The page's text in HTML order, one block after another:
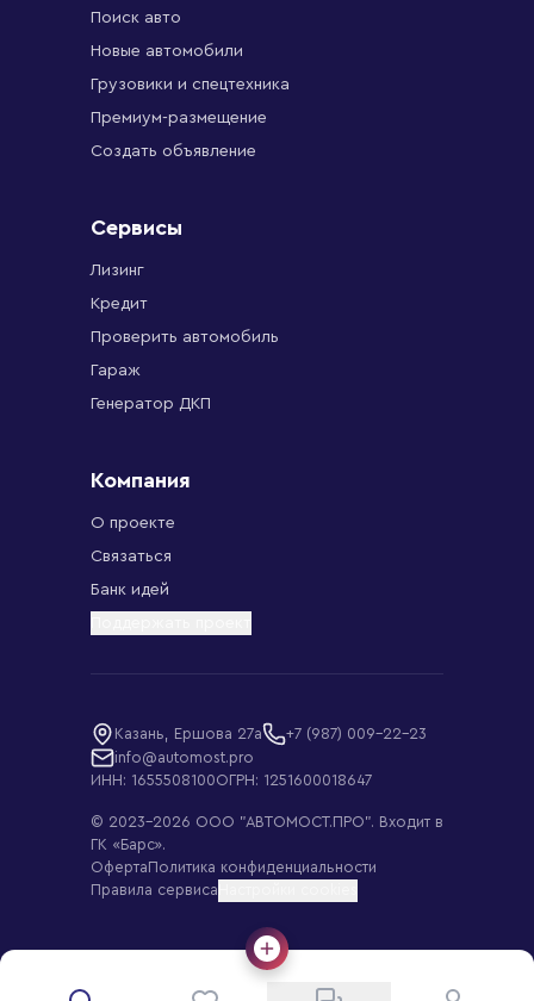
Поиск авто
Новые автомобили
Грузовики и спецтехника
Премиум-размещение
Создать объявление
Сервисы
Лизинг
Кредит
Проверить автомобиль
Гараж
Генератор ДКП
Компания
О проекте
Связаться
Банк идей
Казань, Ершова 27а
+7 (987) 009-22-23
info@automost.pro
ИНН: 1655508100ОГРН: 1251600018647
© 2023–2026 ООО "АВТОМОСТ.ПРО". Входит в
ГК «Барс».
Оферта Политика конфиденциальности
Правила сервиса